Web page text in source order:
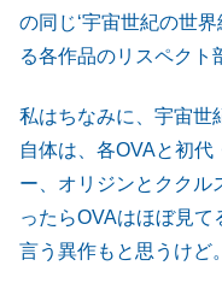
の同じ‘宇宙世紀の世
る各作品のリスペクト
私はちなみに、宇宙世
自体は、各OVAと初
ー、オリジンとククル
ったらOVAはほぼ見て
言う異作もと思うけど